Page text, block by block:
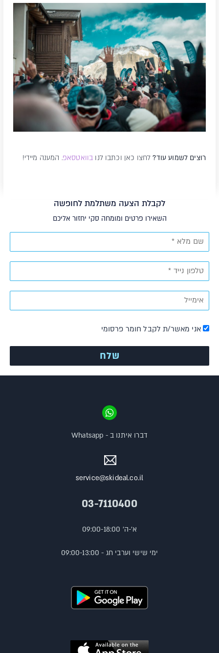
רוצים לשמוע עוד? לחצו כאן וכתבו לנו בוואטסאפ. המענה מיידי!
לקבלת הצעה משתלמת לחופשה
השאירו פרטים ומומחה סקי יחזור אליכם
אני מאשר/ת לקבל חומר פרסומי
service@skideal.co.il
03-7110400
א'-ה' 09:00-18:00
ימי שישי וערבי חג - 09:00-13:00
דברו איתנו ב - Whatsapp